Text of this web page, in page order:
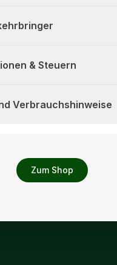
Zum Shop
& Steuern
Verbrauchshinweise